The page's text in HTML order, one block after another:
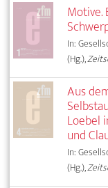
Motive.
In:
(Hg.),
Aus
Loebel
und
In:
(Hg.),